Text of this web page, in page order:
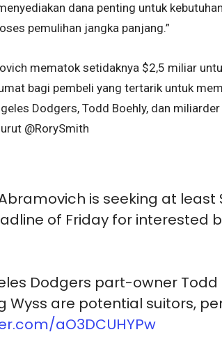
dana penting untuk
pemulihan jangka panjang.”
mematok setidaknya $2,5 miliar
bagi pembeli yang tertarik untuk
Dodgers, Todd Boehly, dan
@RorySmith
is seeking at least
of Friday for interested
Dodgers part-owner Todd
Wyss are potential suitors,
aO3DCUHYPw